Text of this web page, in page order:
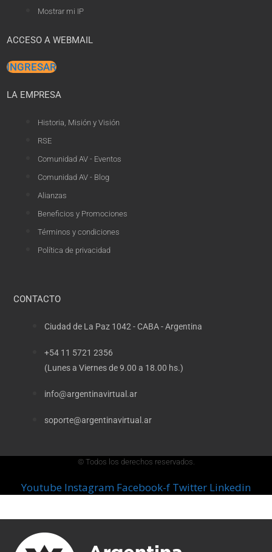
Mostrar mi IP
ACCESO A WEBMAIL
INGRESAR
LA EMPRESA
Historia, Misión y Visión
RSE
Comunidad AV - Eventos
Comunidad AV - Blog
Alianzas
Beneficios y Promociones
Términos y condiciones
Política de privacidad
CONTACTO
Ciudad de La Paz 1042 - CABA - Argentina
+54 11 5721 2356
(Lunes a Viernes de 9.00 a 18.00 hs.)
info@argentinavirtual.ar
soporte@argentinavirtual.ar
© Todos los derechos reservados.
Youtube Instagram Facebook-f Twitter Linkedin